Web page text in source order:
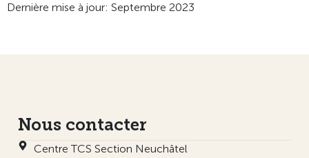
Dernière mise à jour: Septembre 2023
Nous contacter
Centre TCS Section Neuchâtel